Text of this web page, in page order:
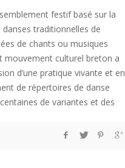
festif basé sur la
traditionnelles de
de chants ou musiques
mouvement culturel breton a
d’une pratique vivante et en
de répertoires de danse
de variantes et des